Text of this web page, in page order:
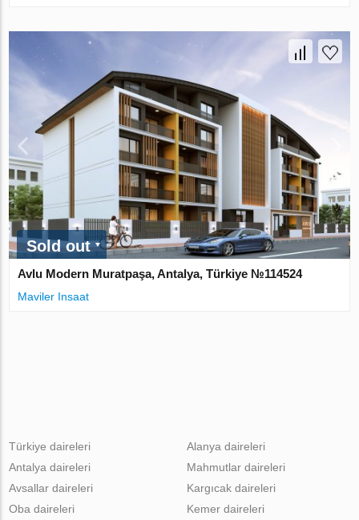
Sold out
Avlu Modern Muratpaşa, Antalya, Türkiye №114524
Maviler Insaat
Türkiye daireleri
Antalya daireleri
Avsallar daireleri
Oba daireleri
Alanya daireleri
Mahmutlar daireleri
Kargıcak daireleri
Kemer daireleri